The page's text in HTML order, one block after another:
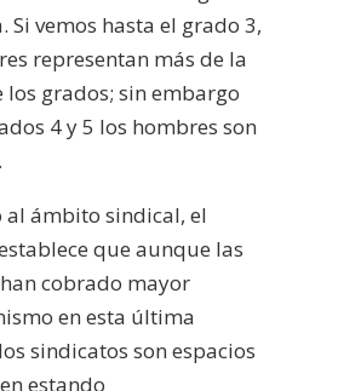
Si vemos hasta el grado 3,
representan más de la
los grados; sin embargo
4 y 5 los hombres son
al ámbito sindical, el
que aunque las
cobrado mayor
en esta última
sindicatos son espacios
estando